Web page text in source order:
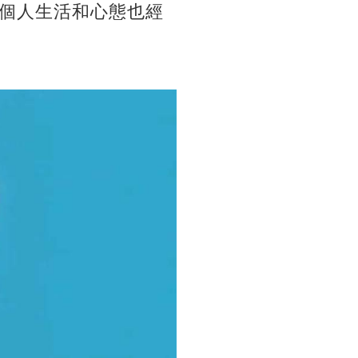
人生活和心態也經